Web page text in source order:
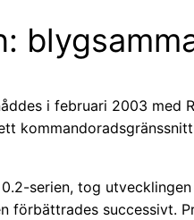
i februari 2003 med
serien, tog
förbättrades successivt.